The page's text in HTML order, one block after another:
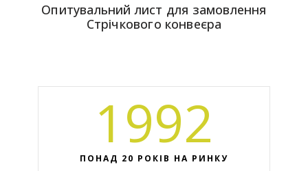
Опитувальний лист для замовлення
Стрічкового конвеєра
ПОНАД 20 РОКІВ НА РИНКУ
1992